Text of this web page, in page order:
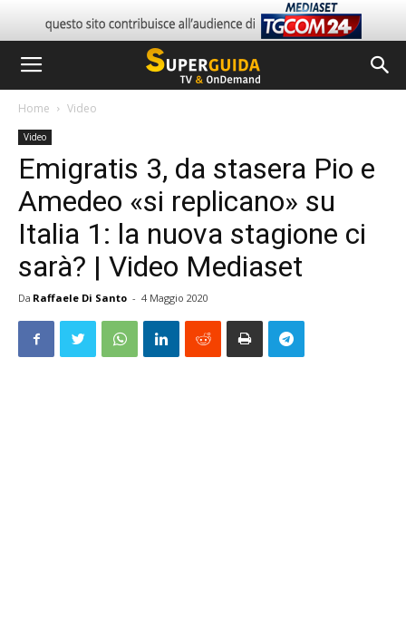
Home Video
Video
Emigratis 3, da stasera Pio e
Amedeo «si replicano» su
Italia 1: la nuova stagione ci
sarà? | Video Mediaset
Da Raffaele Di Santo - 4 Maggio 2020